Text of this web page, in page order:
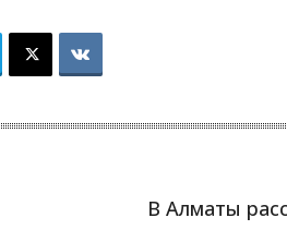
В Алматы